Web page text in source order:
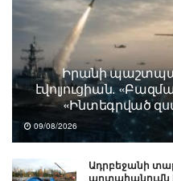
Իրանի
էվոլյուցիան.
«Ինտեգրված
09/08/2026
Ադրբեջանի
արտահանումն